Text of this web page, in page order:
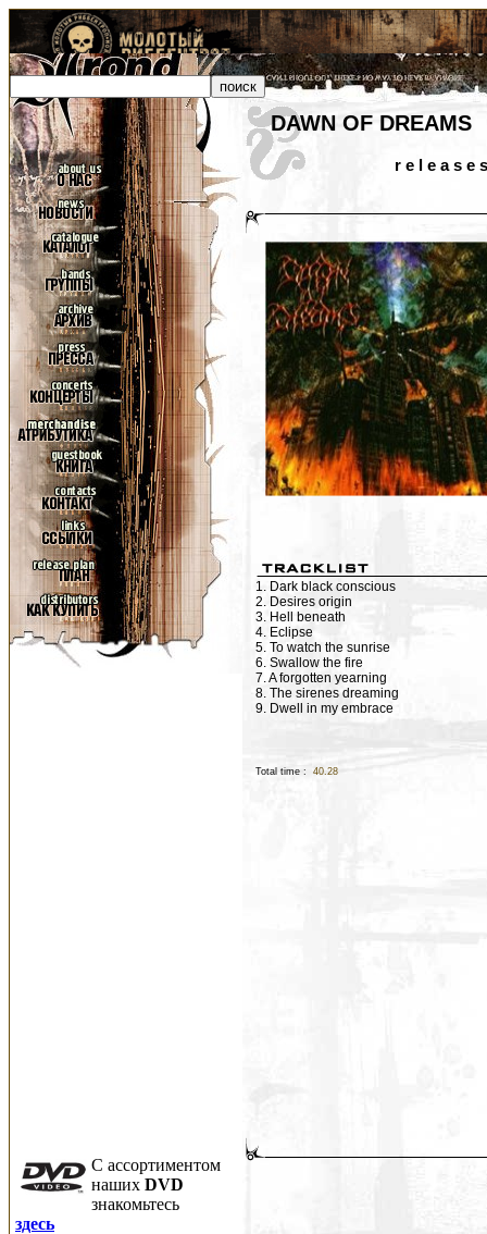
C ассортиментом
наших DVD
знакомьтесь
здесь
DAWN OF DREAMS
r e l e a s e s
1. Dark black conscious
2. Desires origin
3. Hell beneath
4. Eclipse
5. To watch the sunrise
6. Swallow the fire
7. A forgotten yearning
8. The sirenes dreaming
9. Dwell in my embrace
Total time : 40.28